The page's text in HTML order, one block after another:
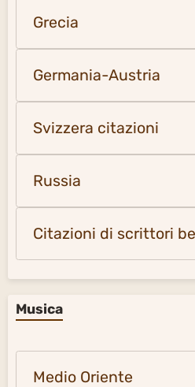
Grecia
Germania-Austria
Svizzera citazioni
Russia
Citazioni di scrittori
Musica
Medio Oriente